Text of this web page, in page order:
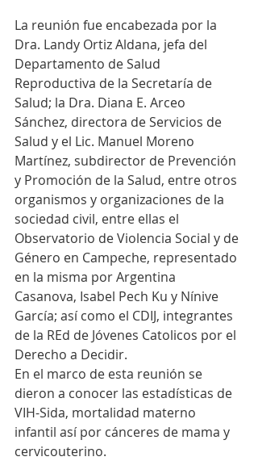
La reunión fue encabezada por la
Dra. Landy Ortiz Aldana, jefa del
Departamento de Salud
Reproductiva de la Secretaría de
Salud; la Dra. Diana E. Arceo
Sánchez, directora de Servicios de
Salud y el Lic. Manuel Moreno
Martínez, subdirector de Prevención
y Promoción de la Salud, entre otros
organismos y organizaciones de la
sociedad civil, entre ellas el
Observatorio de Violencia Social y de
Género en Campeche, representado
en la misma por Argentina
Casanova, Isabel Pech Ku y Nínive
García; así como el CDIJ, integrantes
de la REd de Jóvenes Catolicos por el
Derecho a Decidir.
En el marco de esta reunión se
dieron a conocer las estadísticas de
VIH-Sida, mortalidad materno
infantil así por cánceres de mama y
cervicouterino.